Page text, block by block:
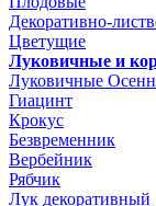
Декоративно-
Цветущие
Луковичные и
Луковичные
Гиацинт
Крокус
Безвременник
Вербейник
Рябчик
Лук декоративный